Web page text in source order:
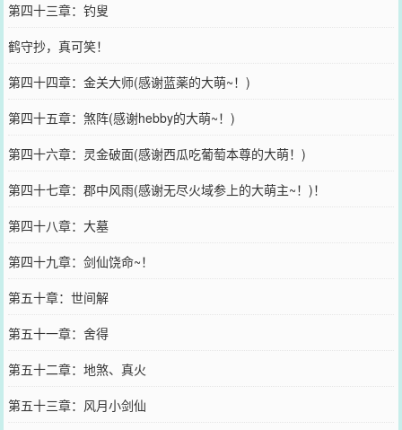
第四十三章：钓叟
鹤守抄，真可笑！
第四十四章：金关大师(感谢蓝薬的大萌~！)
第四十五章：煞阵(感谢hebby的大萌~！)
第四十六章：灵金破面(感谢西瓜吃葡萄本尊的大萌！)
第四十七章：郡中风雨(感谢无尽火域参上的大萌主~！)！
第四十八章：大墓
第四十九章：剑仙饶命~！
第五十章：世间解
第五十一章：舍得
第五十二章：地煞、真火
第五十三章：风月小剑仙